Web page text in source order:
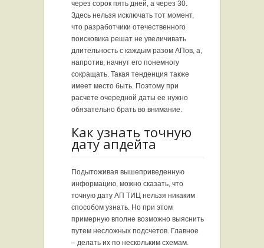
через сорок пять дней, а через 30.
Здесь нельзя исключать тот момент,
что разработчики отечественного
поисковика решат не увеличивать
длительность с каждым разом АПов, а,
напротив, начнут его понемногу
сокращать. Такая тенденция также
имеет место быть. Поэтому при
расчете очередной даты ее нужно
обязательно брать во внимание.
Как узнать точную
дату апдейта
Подытоживая вышеприведенную
информацию, можно сказать, что
точную дату АП ТИЦ нельзя никаким
способом узнать. Но при этом
примерную вполне возможно выяснить
путем несложных подсчетов. Главное
– делать их по нескольким схемам.